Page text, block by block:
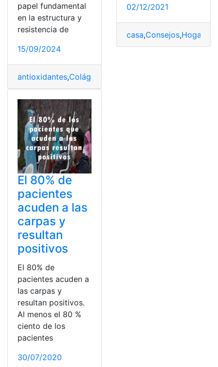
papel fundamental
en la estructura y
resistencia de
15/09/2024
antioxidantes,Colágeno
02/12/2021
casa,Consejos,Hogares
El 80% de
pacientes
acuden a las
carpas y
resultan
positivos
El 80% de
pacientes acuden a
las carpas y
resultan positivos.
Al menos el 80 %
ciento de los
pacientes
30/07/2020